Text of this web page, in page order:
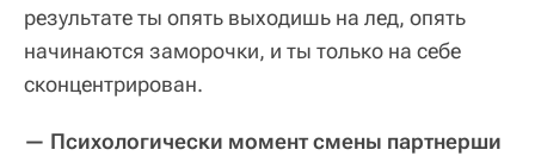
результате ты опять выходишь на лед, опять
начинаются заморочки, и ты только на себе
сконцентрирован.
— Психологически момент смены партнерши